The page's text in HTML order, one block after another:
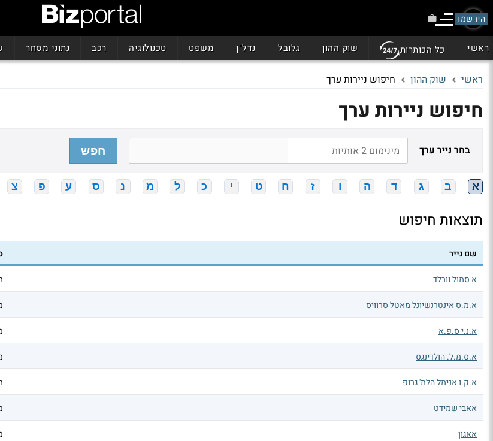
הירשמו
ראשי כל הכותרות שוק ההון גלובל נדל"ן משפט טכנולוגיה רכב נתוני מסחר
ראשי שוק ההון חיפוש ניירות ערך
חיפוש ניירות ערך
בחר נייר ערך חפש
א ב ג ד ה ו ז ח ט י כ ל מ נ ס ע פ צ
תוצאות חיפוש
שם נייר
א סמול וורלד
א.מ.ס אינטרנשיונל מאטל סרוויס
א.נ.י ס.פ.א
א.ס.מ.ל. הולדינגס
א.ק.ו אנימל הלת' גרופ
אאבי שמידט
אאגון